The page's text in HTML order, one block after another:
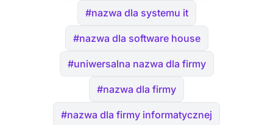
#nazwa dla systemu it
#nazwa dla software house
#uniwersalna nazwa dla firmy
#nazwa dla firmy
#nazwa dla firmy informatycznej